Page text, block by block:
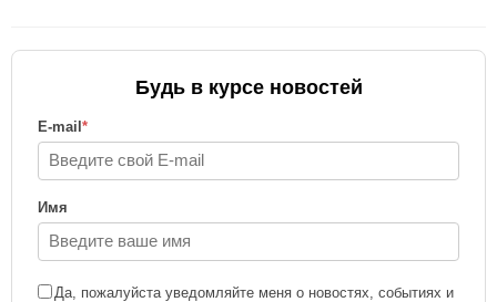
Будь в курсе новостей
E-mail*
Имя
Да, пожалуйста уведомляйте меня о новостях, событиях и